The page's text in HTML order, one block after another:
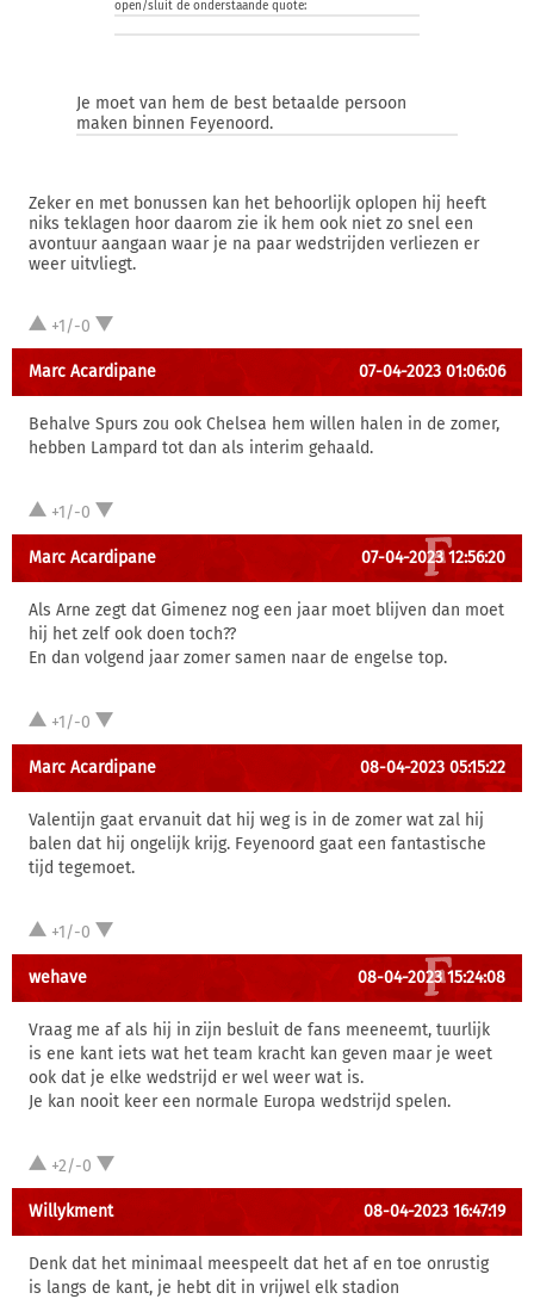
open/sluit de onderstaande quote:
Je moet van hem de best betaalde persoon
maken binnen Feyenoord.
Zeker en met bonussen kan het behoorlijk oplopen hij heeft
niks teklagen hoor daarom zie ik hem ook niet zo snel een
avontuur aangaan waar je na paar wedstrijden verliezen er
weer uitvliegt.
+1/-0
Marc Acardipane 07-04-2023 01:06:06
Behalve Spurs zou ook Chelsea hem willen halen in de zomer,
hebben Lampard tot dan als interim gehaald.
+1/-0
Marc Acardipane 07-04-2023 12:56:20
Als Arne zegt dat Gimenez nog een jaar moet blijven dan moet
hij het zelf ook doen toch??
En dan volgend jaar zomer samen naar de engelse top.
+1/-0
Marc Acardipane 08-04-2023 05:15:22
Valentijn gaat ervanuit dat hij weg is in de zomer wat zal hij
balen dat hij ongelijk krijg. Feyenoord gaat een fantastische
tijd tegemoet.
+1/-0
wehave 08-04-2023 15:24:08
Vraag me af als hij in zijn besluit de fans meeneemt, tuurlijk
is ene kant iets wat het team kracht kan geven maar je weet
ook dat je elke wedstrijd er wel weer wat is.
Je kan nooit keer een normale Europa wedstrijd spelen.
+2/-0
Willykment 08-04-2023 16:47:19
Denk dat het minimaal meespeelt dat het af en toe onrustig
is langs de kant, je hebt dit in vrijwel elk stadion